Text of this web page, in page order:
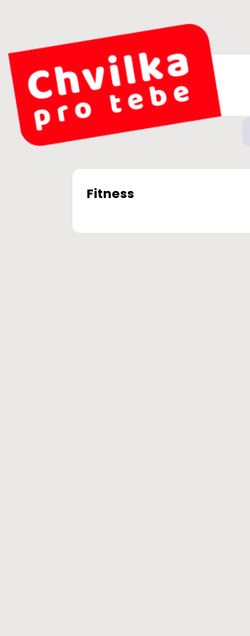
Fitness